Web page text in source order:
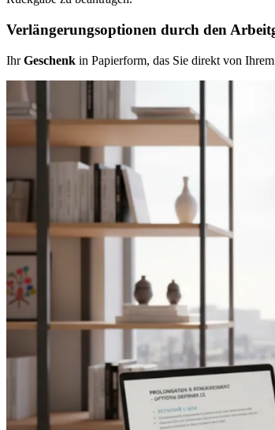
Verlängerungsoptionen durch den
IhrGeschenk in Papierform, das Sie direkt von